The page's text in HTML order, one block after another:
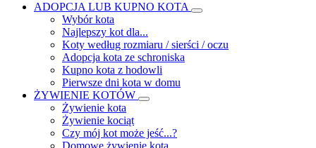
ADOPCJA LUB KUPNO KOTA
Wybór kota
Najlepszy kot dla...
Koty według rozmiaru / sierści / oczu
Adopcja kota ze schroniska
Kupno kota z hodowli
Pierwsze dni kota w domu
ŻYWIENIE KOTÓW
Żywienie kota
Żywienie kociąt
Czy mój kot może jeść...?
Domowe żywienie kota